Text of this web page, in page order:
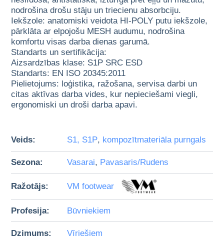
nodrošina drošu stāju un triecienu absorbciju.
Iekšzole: anatomiski veidota HI-POLY putu iekšzole,
pārklāta ar elpojošu MESH audumu, nodrošina
komfortu visas darba dienas garumā.
Standarts un sertifikācija:
Aizsardzības klase: S1P SRC ESD
Standarts: EN ISO 20345:2011
Pielietojums: loģistika, ražošana, servisa darbi un
citas aktīvas darba vides, kur nepieciešami viegli,
ergonomiski un droši darba apavi.
Veids: S1, S1P, kompozītmateriāla purngals
Sezona: Vasarai, Pavasaris/Rudens
Ražotājs: VM footwear
Profesija: Būvniekiem
Dzimums: Vīriešiem